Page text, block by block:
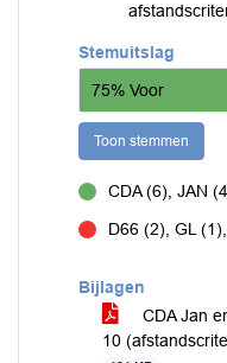
Stemuitslag
75% Voor
Toon stemmen
CDA (6), JAN
D66 (2), GL
Bijlagen
CDA Jan
10